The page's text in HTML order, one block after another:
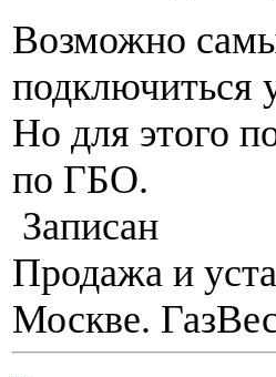
Возможно
подключиться
Но для этого
по ГБО.
Записан
Продажа и
Москве.